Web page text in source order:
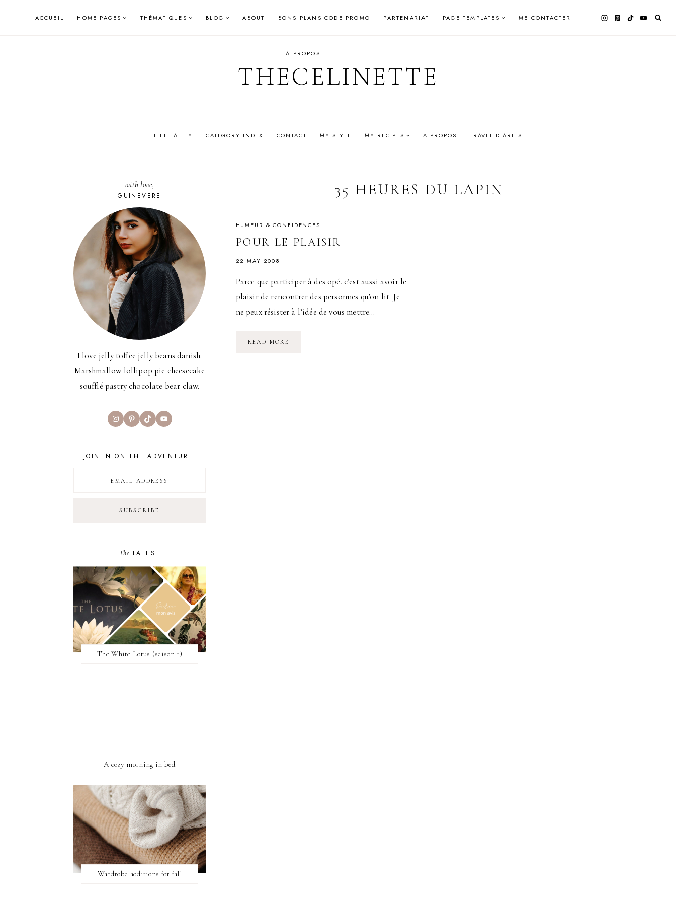
ACCUEIL HOME PAGES THÉMATIQUES BLOG ABOUT BONS PLANS CODE PROMO PARTENARIAT PAGE TEMPLATES ME CONTACTER
A PROPOS
THECELINETTE
LIFE LATELY CATEGORY INDEX CONTACT MY STYLE MY RECIPES A PROPOS TRAVEL DIARIES
35 HEURES DU LAPIN
HUMEUR & CONFIDENCES
POUR LE PLAISIR
22 MAY 2008
Parce que participer à des opé. c’est aussi avoir le
plaisir de rencontrer des personnes qu’on lit. Je
ne peux résister à l’idée de vous mettre…
READ MORE
with love,
GUINEVERE
I love jelly toffee jelly beans danish.
Marshmallow lollipop pie cheesecake
soufflé pastry chocolate bear claw.
InstagramPinterest
TikTokYouTube
JOIN IN ON THE ADVENTURE!
The LATEST
The White Lotus (saison 1)
A cozy morning in bed
Wardrobe additions for fall